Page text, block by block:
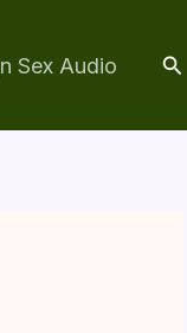
Sex Audio
Tìm